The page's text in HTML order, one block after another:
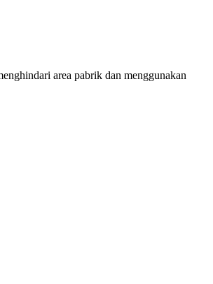
area pabrik dan menggunakan